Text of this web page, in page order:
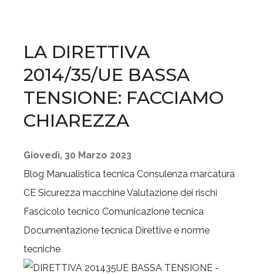
LA DIRETTIVA
2014/35/UE BASSA
TENSIONE: FACCIAMO
CHIAREZZA
Giovedì, 30 Marzo 2023
Blog Manualistica tecnica Consulenza marcatura
CE Sicurezza macchineValutazione dei rischi
Fascicolo tecnico Comunicazione tecnica
Documentazione tecnica Direttive e norme
tecniche